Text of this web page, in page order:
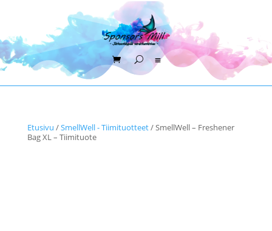
Etusivu /SmellWell - Tiimituotteet/ SmellWell – Freshener
Bag XL – Tiimituote